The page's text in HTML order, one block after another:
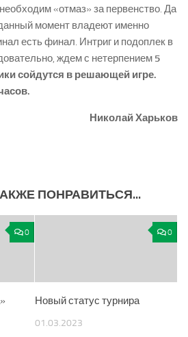
«отмаз» за первенство. Да
момент владеют именно
есть финал. Интриг и подоплек в
ждем с нетерпением 5
сойдутся в решающей игре.
Николай Харьков
ПОНРАВИТЬСЯ...
0 0
Новый статус турнира
01.03.2023